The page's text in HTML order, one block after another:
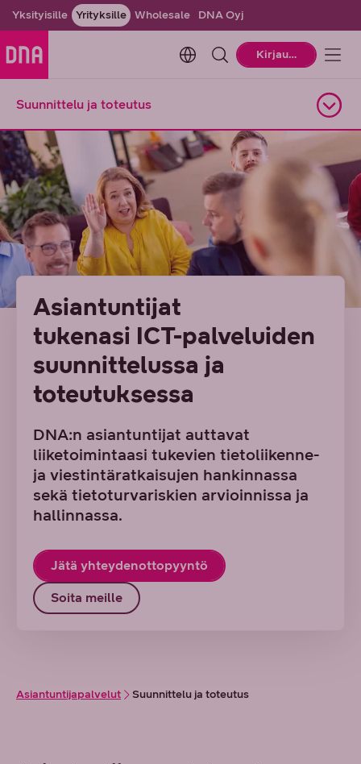
Yksityisille Yrityksille Wholesale DNA Oyj
Change language. Current
Kirjaudu
Suunnittelu ja toteutus
Asiantuntijat
tukenasi ICT-palveluiden
suunnittelussa ja
toteutuksessa
DNA:n asiantuntijat auttavat
liiketoimintaasi tukevien tietoliikenne-
ja viestintäratkaisujen hankinnassa
sekä tietoturvariskien arvioinnissa ja
hallinnassa.
Jätä yhteydenottopyyntö
Soita meille
Asiantuntijapalvelut Suunnittelu ja toteutus